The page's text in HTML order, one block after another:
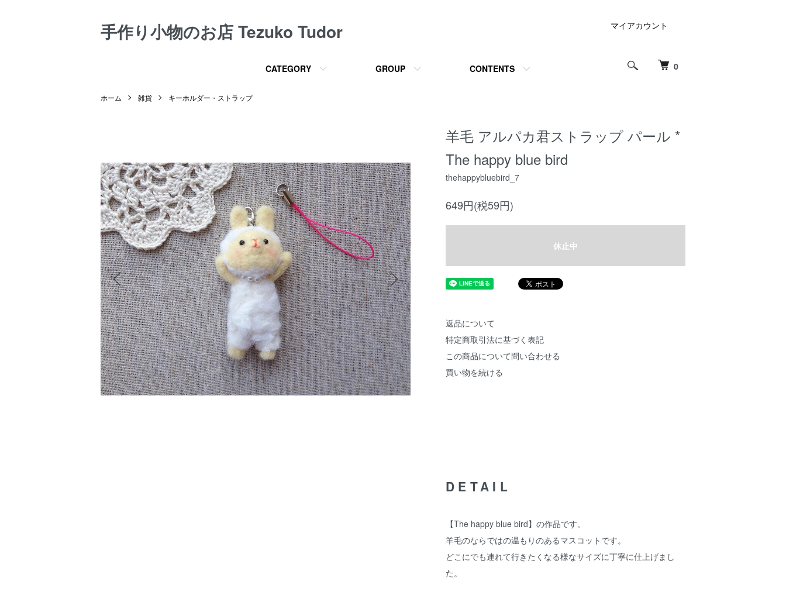
手作り小物のお店 Tezuko Tudor
0
CATEGORY GROUP CONTENTS
マイアカウント
ホーム 雑貨 キーホルダー・ストラップ
羊毛 アルパカ君ストラップ パール *
The happy blue bird
thehappybluebird_7
649円(税59円)
休止中
返品について
特定商取引法に基づく表記
この商品について問い合わせる
買い物を続ける
DETAIL
【The happy blue bird】の作品です。
羊毛のならではの温もりのあるマスコットです。
どこにでも連れて行きたくなる様なサイズに丁寧に仕上げまし
た。